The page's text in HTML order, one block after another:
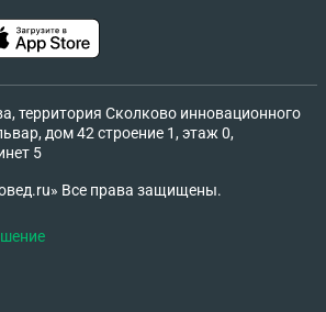
территория Сколково инновационного
дом 42 строение 1, этаж 0,
5
Все права защищены.